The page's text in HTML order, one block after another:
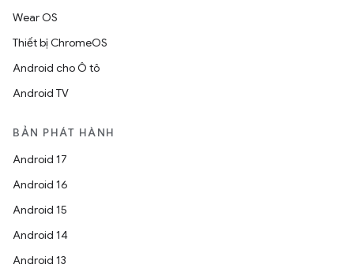
Wear OS
Thiết bị ChromeOS
Android cho Ô tô
Android TV
BẢN PHÁT HÀNH
Android 17
Android 16
Android 15
Android 14
Android 13